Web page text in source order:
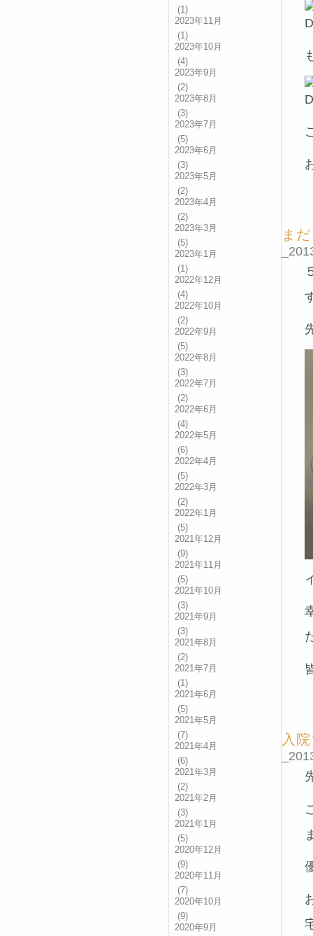
(1)
2023年11月
(1)
2023年10月
(4)
2023年9月
(2)
2023年8月
(3)
2023年7月
(5)
2023年6月
(3)
2023年5月
(2)
2023年4月
(2)
2023年3月
(5)
2023年1月
(1)
2022年12月
(4)
2022年10月
(2)
2022年9月
(5)
2022年8月
(3)
2022年7月
(2)
2022年6月
(4)
2022年5月
(6)
2022年4月
(5)
2022年3月
(2)
2022年1月
(5)
2021年12月
(9)
2021年11月
(5)
2021年10月
(3)
2021年9月
(3)
2021年8月
(2)
2021年7月
(1)
2021年6月
(5)
2021年5月
(7)
2021年4月
(6)
2021年3月
(2)
2021年2月
(3)
2021年1月
(5)
2020年12月
(9)
2020年11月
(7)
2020年10月
(9)
2020年9月
ま
入